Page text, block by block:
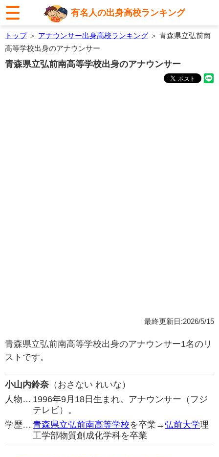
有名人の出身高校ランキング
トップ＞ アナウンサー出身高校ランキング ＞ 青森県立弘前南
高等学校出身のアナウンサー
青森県立弘前南高等学校出身のアナウンサー
最終更新日:2026/5/15
青森県立弘前南高等学校出身のアナウンサー1名のリ
ストです。
小山内鈴奈 （おさない れいな）
人物… 1996年9月18日生まれ。アナウンサー（フジ
テレビ）。
学歴… 青森県立弘前南高等学校を卒業→ 弘前大学理
工学部物質創成化学科を卒業